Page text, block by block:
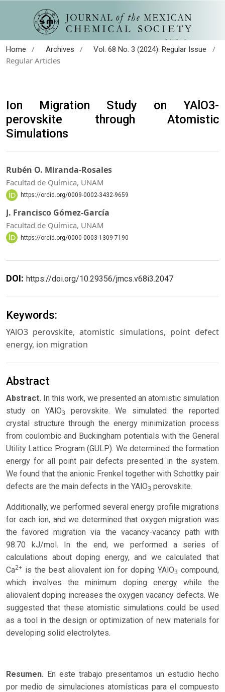
Home / Archives / Vol. 68 No. 3 (2024): Regular Issue
/
Regular Articles
Ion Migration Study on YAlO3-
perovskite through Atomistic
Simulations
Rubén O. Miranda-Rosales
Facultad de Química, UNAM
https://orcid.org/0009-0002-3432-9659
J. Francisco Gómez-García
Facultad de Química, UNAM
https://orcid.org/0000-0003-1309-7190
DOI: https://doi.org/10.29356/jmcs.v68i3.2047
Keywords:
YAlO3 perovskite, atomistic simulations, point defect
energy, ion migration
Abstract
Abstract. In this work, we presented an atomistic simulation
study on YAlO3 perovskite. We simulated the reported
crystal structure through the energy minimization process
from coulombic and Buckingham potentials with the General
Utility Lattice Program (GULP). We determined the formation
energy for all point pair defects presented in the system.
We found that the anionic Frenkel together with Schottky pair
defects are the main defects in the YAlO3 perovskite.
Additionally, we performed several energy profile migrations
for each ion, and we determined that oxygen migration was
the favored migration via the vacancy-vacancy path with
98.70 kJ/mol. In the end, we performed a series of
calculations about doping energy, and we calculated that
Ca2+ is the best aliovalent ion for doping YAlO3 compound,
which involves the minimum doping energy while the
aliovalent doping increases the oxygen vacancy defects. We
suggested that these atomistic simulations could be used
as a tool in the design or optimization of new materials for
developing solid electrolytes.
Resumen. En este trabajo presentamos un estudio hecho
por medio de simulaciones atomísticas para el compuesto